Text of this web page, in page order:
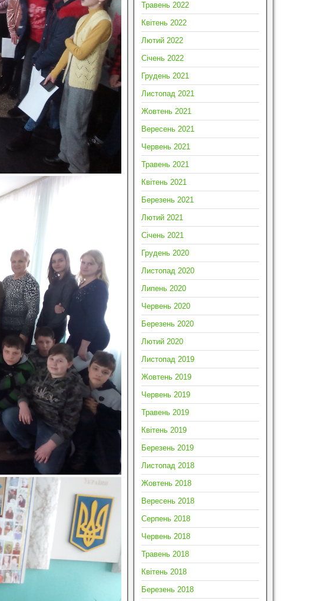
Травень 2022
Квітень 2022
Лютий 2022
Січень 2022
Грудень 2021
Листопад 2021
Жовтень 2021
Вересень 2021
Червень 2021
Травень 2021
Квітень 2021
Березень 2021
Лютий 2021
Січень 2021
Грудень 2020
Листопад 2020
Липень 2020
Червень 2020
Березень 2020
Лютий 2020
Листопад 2019
Жовтень 2019
Червень 2019
Травень 2019
Квітень 2019
Березень 2019
Листопад 2018
Жовтень 2018
Вересень 2018
Серпень 2018
Червень 2018
Травень 2018
Квітень 2018
Березень 2018